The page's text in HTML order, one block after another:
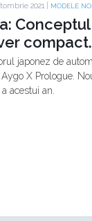
2021 | MODELE NOI
japonez de
X Prologue.
acestui an.